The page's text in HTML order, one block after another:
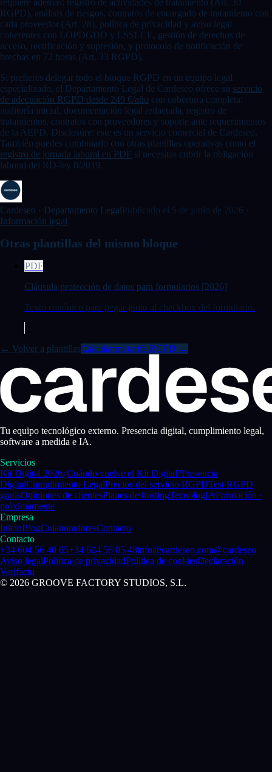
RGPD), análisis de riesgos, contratos de encargado de tratamiento con
cada proveedor (Art. 28), política de privacidad y aviso legal
coherentes con LOPDGDD y LSSI-CE, gestión de derechos de
acceso, rectificación y supresión, y protocolo de notificación de
brechas en 72 horas (Art. 33 RGPD).
Si prefieres delegar todo el bloque RGPD en un equipo legal
especializado, el Departamento Legal de Cardeseo ofrece su servicio
de adecuación RGPD desde 249 €/año con cobertura completa:
auditoría inicial, documentación legal redactada, registro de
tratamientos, contratos con proveedores y soporte ante requerimientos
de la AEPD. Disclosure: este es un servicio comercial de Cardeseo.
También puedes combinarlo con otras plantillas operativas como el
registro de jornada laboral en PDF si necesitas cubrir la obligación
laboral del RD-ley 8/2019.
Cardeseo · Departamento LegalPublicado el 5 de junio de 2026 ·
Información legal
Otras plantillas del mismo bloque
PDF
Cláusula protección de datos para formularios [2026]
Texto canónico para pegar junto al checkbox del formulario.
← Volver a plantillasCalcular mi tarifa RGPD →
Tu equipo tecnológico externo. Presencia digital, cumplimiento legal,
software a medida e IA.
Servicios
Kit Digital 2026¿Cuándo vuelve el Kit Digital?Presencia
DigitalCumplimiento LegalPrecios del servicio RGPDTest RGPD
gratisOpiniones de clientesPlanes de hostingTecnologIAFormación ·
próximamente
Empresa
InicioBlogColaboradoresContacto
Contacto
+34 604 56 40 65+34 604 56 05 48info@cardeseo.com@cardeseo
Aviso legalPolítica de privacidadPolítica de cookiesDeclaración
Verifactu
© 2026 GROOVE FACTORY STUDIOS, S.L.